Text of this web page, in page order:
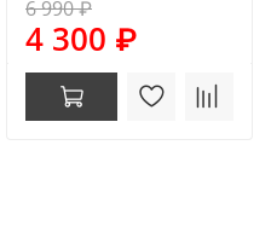
6 990 ₽
4 300 ₽